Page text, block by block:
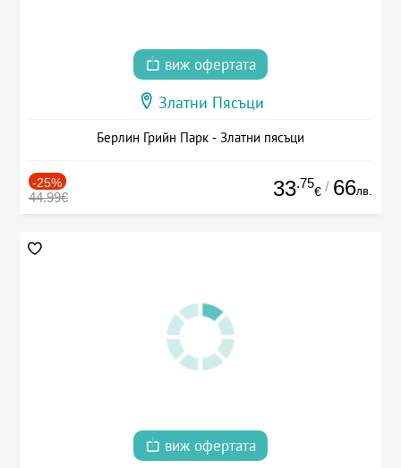
виж офертата
Златни Пясъци
Берлин Грийн Парк - Златни пясъци
-25%
44.99€ 33.75
€ / 66лв.
виж офертата